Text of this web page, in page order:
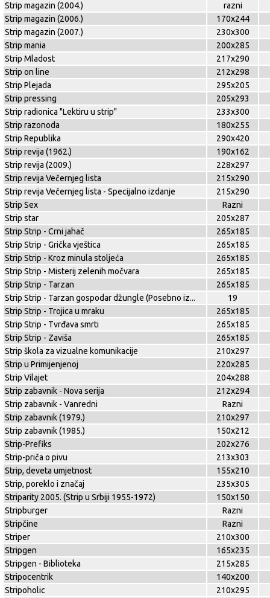
Strip magazin (2004.)
razni
Strip magazin (2006.)
170x244
Strip magazin (2007.)
230x300
Strip mania
200x285
Strip Mladost
217x290
Strip on line
212x298
Strip Plejada
295x205
Strip pressing
205x293
Strip radionica "Lektiru u strip"
233x300
Strip razonoda
180x255
Strip Republika
290x420
Strip revija (1962.)
190x162
Strip revija (2009.)
228x297
Strip revija Večernjeg lista
215x290
Strip revija Večernjeg lista - Specijalno izdanje
215x290
Strip Sex
Razni
Strip star
205x287
Strip Strip - Crni jahač
265x185
Strip Strip - Grička vještica
265x185
Strip Strip - Kroz minula stoljeća
265x185
Strip Strip - Misterij zelenih močvara
265x185
Strip Strip - Tarzan
265x185
Strip Strip - Tarzan gospodar džungle (Posebno iz...
19
Strip Strip - Trojica u mraku
265x185
Strip Strip - Tvrđava smrti
265x185
Strip Strip - Zaviša
265x185
Strip škola za vizualne komunikacije
210x297
Strip u Primijenjenoj
220x285
Strip Vilajet
204x288
Strip zabavnik - Nova serija
212x294
Strip zabavnik - Vanredni
Razni
Strip zabavnik (1979.)
210x297
Strip zabavnik (1985.)
150x212
Strip-Prefiks
202x276
Strip-priča o pivu
213x303
Strip, deveta umjetnost
155x210
Strip, poreklo i značaj
235x305
Striparity 2005. (Strip u Srbiji 1955-1972)
150x150
Stripburger
Razni
Stripčine
Razni
Striper
210x300
Stripgen
165x235
Stripgen - Biblioteka
215x285
Stripocentrik
140x200
Stripoholic
210x295